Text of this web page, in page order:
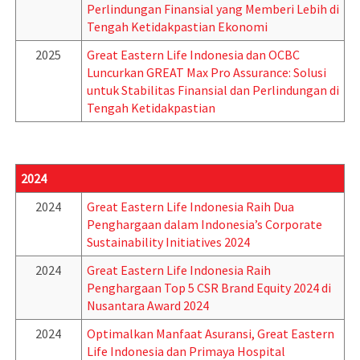
Perlindungan Finansial yang Memberi Lebih di
Tengah Ketidakpastian Ekonomi
2025
Great Eastern Life Indonesia dan OCBC
Luncurkan GREAT Max Pro Assurance: Solusi
untuk Stabilitas Finansial dan Perlindungan di
Tengah Ketidakpastian
2024
2024
Great Eastern Life Indonesia Raih Dua
Penghargaan dalam Indonesia’s Corporate
Sustainability Initiatives 2024
2024
Great Eastern Life Indonesia Raih
Penghargaan Top 5 CSR Brand Equity 2024 di
Nusantara Award 2024
2024
Optimalkan Manfaat Asuransi, Great Eastern
Life Indonesia dan Primaya Hospital